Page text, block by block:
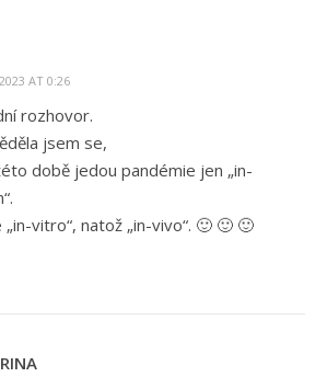
AT 0:26
rozhovor.
jsem se,
době jedou pandémie jen „in-
„in-vitro“, natož „in-vivo“. 🙂 🙂 🙂